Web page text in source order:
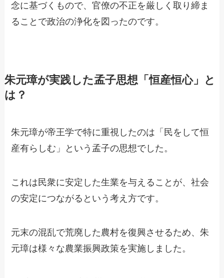
念に基づくもので、官僚の不正を厳しく取り締ま
ることで政治の浄化を図ったのです。
朱元璋が実践した孟子思想「恒産恒心」と
は？
朱元璋が帝王学で特に重視したのは「民をして恒
産有らしむ」という孟子の思想でした。
これは民衆に安定した生業を与えることが、社会
の安定につながるという考え方です。
元末の混乱で荒廃した農村を復興させるため、朱
元璋は様々な農業振興政策を実施しました。